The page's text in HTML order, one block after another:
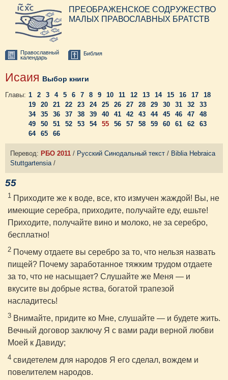
ПРЕОБРАЖЕНСКОЕ СОДРУЖЕСТВО
МАЛЫХ ПРАВОСЛАВНЫХ БРАТСТВ
Православный
календарь
Библия
Исаия Выбор книги
Главы: 1 2 3 4 5 6 7 8 9 10 11 12 13 14 15 16 17
18
19
20 21 22 23 24 25 26 27 28 29 30 31 32
33
34
35 36 37 38 39 40 41 42 43 44 45 46 47
48
49
50 51 52 53 54 55 56 57 58 59 60 61 62
63
64
65 66
Перевод: РБО 2011 / Русский Синодальный текст / Biblia Hebraica
Stuttgartensia/
55
1 Приходите же к воде, все, кто измучен жаждой! Вы, не
имеющие серебра, приходите, получайте еду, ешьте!
Приходите, получайте вино и молоко, не за серебро,
бесплатно!
2 Почему отдаете вы серебро за то, что нельзя назвать
пищей? Почему заработанное тяжким трудом отдаете
за то, что не насыщает? Слушайте же Меня — и
вкусите вы добрые яства, богатой трапезой
насладитесь!
3 Внимайте, придите ко Мне, слушайте — и будете жить.
Вечный договор заключу Я с вами ради верной любви
Моей к Давиду;
4 свидетелем для народов Я его сделал, вождем и
повелителем народов.